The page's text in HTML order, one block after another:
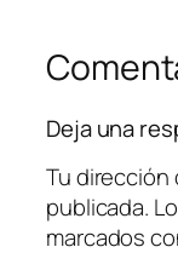
Deja una
Tu dirección
publicada.
marcados